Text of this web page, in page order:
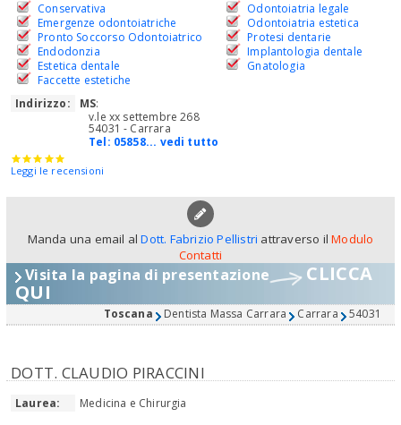
Conservativa
Emergenze odontoiatriche
Pronto Soccorso Odontoiatrico
Endodonzia
Estetica dentale
Faccette estetiche
Odontoiatria legale
Odontoiatria estetica
Protesi dentarie
Implantologia dentale
Gnatologia
Indirizzo: MS:
v.le xx settembre 268
54031 - Carrara
Tel: 05858... vedi tutto
Leggi le recensioni
Manda una email alDott. Fabrizio Pellistri attraverso ilModulo
Contatti
Visita la pagina di presentazione CLICCA
QUI
Toscana Dentista Massa Carrara Carrara 54031
DOTT. CLAUDIO PIRACCINI
Laurea:
Medicina e Chirurgia